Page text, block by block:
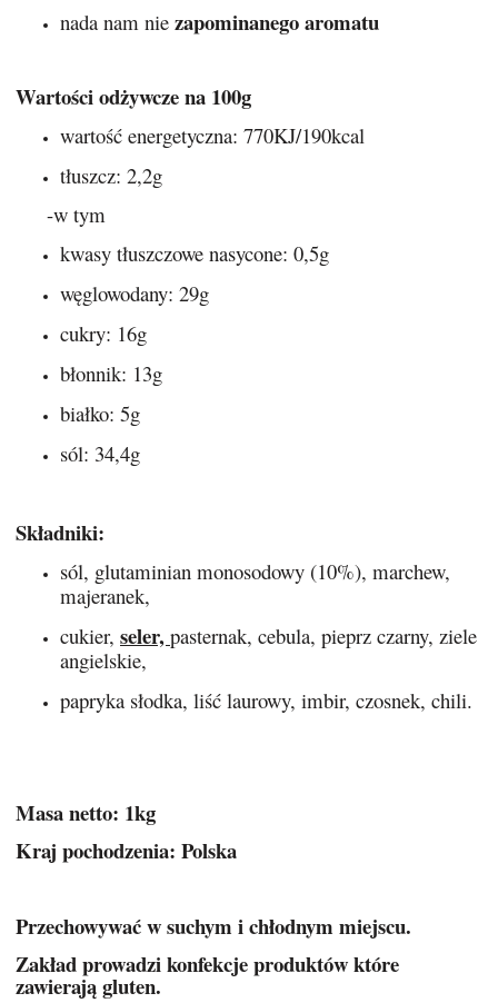
nada nam nie zapominanego aromatu
Wartości odżywcze na 100g
wartość energetyczna: 770KJ/190kcal
tłuszcz: 2,2g
-w tym
kwasy tłuszczowe nasycone: 0,5g
węglowodany: 29g
cukry: 16g
błonnik: 13g
białko: 5g
sól: 34,4g
Składniki:
sól, glutaminian monosodowy (10%), marchew,
majeranek,
cukier, seler, pasternak, cebula, pieprz czarny, ziele
angielskie,
papryka słodka, liść laurowy, imbir, czosnek, chili.
Masa netto: 1kg
Kraj pochodzenia: Polska
Przechowywać w suchym i chłodnym miejscu.
Zakład prowadzi konfekcje produktów które
zawierają gluten.